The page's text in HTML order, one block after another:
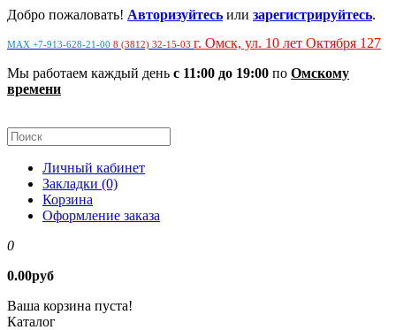
Добро пожаловать! Авторизуйтесь или зарегистрируйтесь.
MAX +7-913-628-21-00 8 (3812) 32-15-03 г. Омск, ул. 10 лет Октября 127
Мы работаем каждый день с 11:00 до 19:00 по Омскому
времени
Личный кабинет
Закладки (0)
Корзина
Оформление заказа
0
0.00руб
Ваша корзина пуста!
Каталог